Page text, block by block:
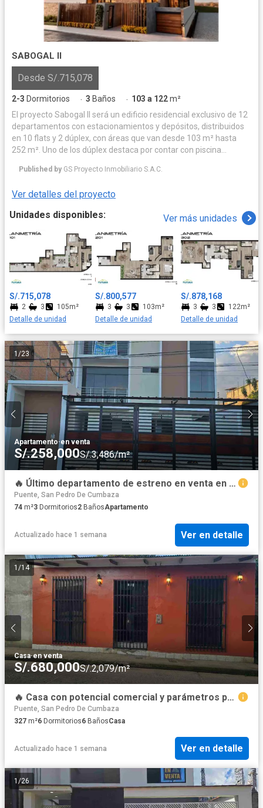
SABOGAL II
Desde S/.715,078
2-3 Dormitorios · 3 Baños · 103 a 122m²
El proyecto Sabogal II será un edificio residencial exclusivo de 12
departamentos con estacionamientos y depósitos, distribuidos
en 10 flats y 2 dúplex, con áreas que van desde 103 m² hasta
252 m². Uno de los dúplex destaca por contar con piscina
segundo ofrece una amplia terraza con parrilla, ideal para el
Published by GS Proyecto Inmobiliario S.A.C.
Ver detalles del proyecto
Unidades disponibles:
Ver más unidades
S/.715,078
2 3
105m²
Detalle de unidad
S/.800,577
3 3
103m²
Detalle de unidad
S/.878,168
3 3
122m²
Detalle de unidad
1 /23
Apartamento·en venta
S/.258,000S/.3,486/m²
🔥 Último departamento de estreno en venta en Tarapoto | Entrega inmediata | S/258,000
Puente, San Pedro De Cumbaza
74 m²3 Dormitorios2 BañosApartamento
Actualizado hace 1 semana Ver en detalle
1 /14
Casa·en venta
S/.680,000S/.2,079/m²
🔥 Casa con potencial comercial y parámetros para 5 pisos | Partido Alto – Tarapoto
Puente, San Pedro De Cumbaza
327 m²6 Dormitorios6 BañosCasa
Actualizado hace 1 semana Ver en detalle
1 /26